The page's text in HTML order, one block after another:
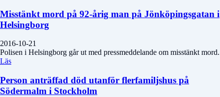
Misstänkt mord på 92-årig man på Jönköpingsgatan i
Helsingborg
2016-10-21
Polisen i Helsingborg går ut med pressmeddelande om misstänkt mord.
Läs
Person anträffad död utanför flerfamiljshus på
Södermalm i Stockholm